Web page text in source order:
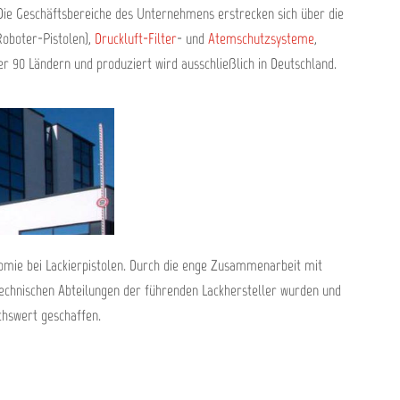
Geschäftsbereiche des Unternehmens erstrecken sich über die
Pistolen), Druckluft-Filter- und Atemschutzsysteme,
90 Ländern und produziert wird ausschließlich in Deutschland.
bei Lackierpistolen. Durch die enge Zusammenarbeit mit
Abteilungen der führenden Lackhersteller wurden und
geschaffen.